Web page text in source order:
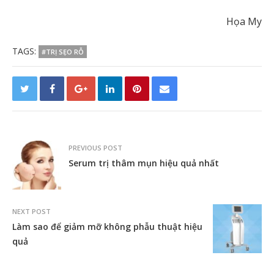
Họa My
TAGS: #TRỊ SẸO RỖ
PREVIOUS POST
Serum trị thâm mụn hiệu quả nhất
NEXT POST
Làm sao để giảm mỡ không phẫu thuật hiệu
quả